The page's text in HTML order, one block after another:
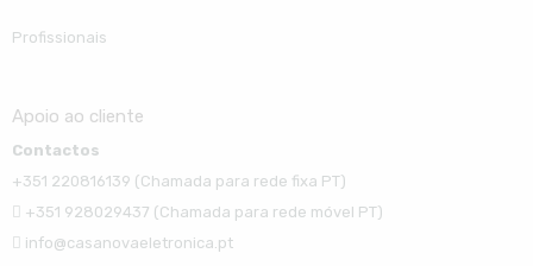
Profissionais
Apoio ao cliente
Contactos
+351 220816139 (Chamada para rede fixa PT)
+351 928029437 (Chamada para rede móvel PT)
info@casanovaeletronica.pt